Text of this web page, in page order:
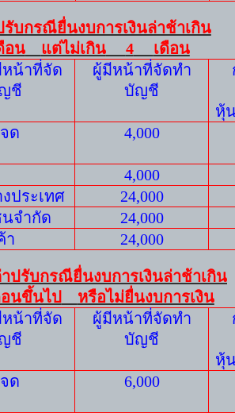
รับกรณียื่นงบการเงินล่าช้าเกิน
อน แต่ไม่เกิน 4
เดือน
หน้าที่จัด
ชี
ผู้มีหน้าที่จัดทำ
บัญชี
หุ้
ด
4,000
4,000
ประเทศ 24,000
จำกัด 24,000
า 24,000
ปรับกรณียื่นงบการเงินล่าช้าเกิน
อนขึ้นไป
หรือไม่ยื่นงบการเงิน
หน้าที่จัด
ชี
ผู้มีหน้าที่จัดทำ
บัญชี
หุ้
ด
6,000